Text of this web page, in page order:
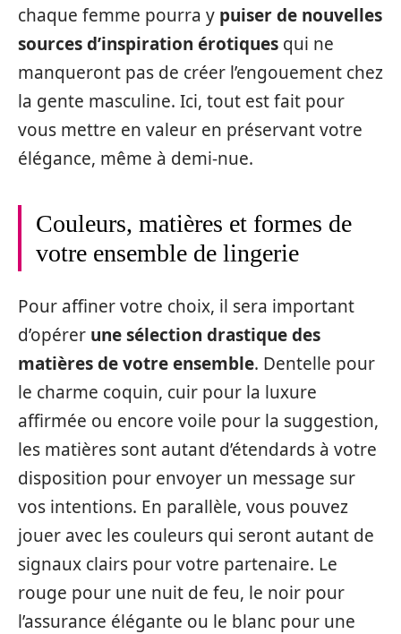
chaque femme pourra y puiser de nouvelles
sources d’inspiration érotiques qui ne
manqueront pas de créer l’engouement chez
la gente masculine. Ici, tout est fait pour
vous mettre en valeur en préservant votre
élégance, même à demi-nue.
Couleurs, matières et formes de
votre ensemble de lingerie
Pour affiner votre choix, il sera important
d’opérer une sélection drastique des
matières de votre ensemble. Dentelle pour
le charme coquin, cuir pour la luxure
affirmée ou encore voile pour la suggestion,
les matières sont autant d’étendards à votre
disposition pour envoyer un message sur
vos intentions. En parallèle, vous pouvez
jouer avec les couleurs qui seront autant de
signaux clairs pour votre partenaire. Le
rouge pour une nuit de feu, le noir pour
l’assurance élégante ou le blanc pour une